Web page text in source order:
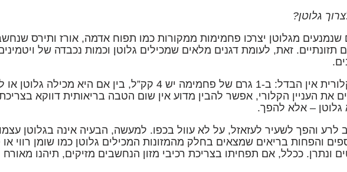
גלוטן?
שנמנעים מגלוטן יצרכו פחמימות ממקורות כמו תפוח אדמה, אורז ותירס
תזונתיים. זאת, לעומת דגנים מלאים שמכילים גלוטן וכמות נכבדה של
גם מבחינה קלורית אין הבדל: ב-1 גרם של פחמימה יש 4 קק”ל, בין אם היא מכילה
את העניין הקלורי, אפשר להבין מדוע אין שום הטבה בריאותית דווקא
– אלא להפך.
לרע והפך לשעיר לעזאזל, על לא עוול בכפו. למעשה, הבעיה אינה בגלוטן
והפחות בריאים שמצאים בחלק מהמזונות המכילים גלוטן כמו שומן רווי
ונתרן. ככלל, אם תפחיתו בצריכת רכיבי מזון הנחשבים מזיקים, תיהנו מאורח